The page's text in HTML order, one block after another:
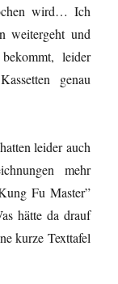
wird… Ich
weitergeht und
leider
genau
leider auch
mehr
Fu Master”
hätte da drauf
kurze Texttafel